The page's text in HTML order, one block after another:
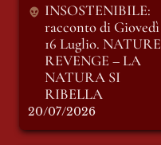
INSOSTENIBILE:
racconto di Giovedì
16 Luglio. NATURE
REVENGE – LA
NATURA SI
RIBELLA
20/07/2026